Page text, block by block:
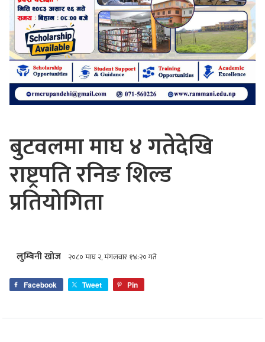
बुटवलमा माघ ४ गतेदेखि
राष्ट्रपति रनिङ शिल्ड
प्रतियोगिता
लुम्बिनी खोज २०८० माघ २, मंगलवार १४:२० गते
Facebook Tweet Pin